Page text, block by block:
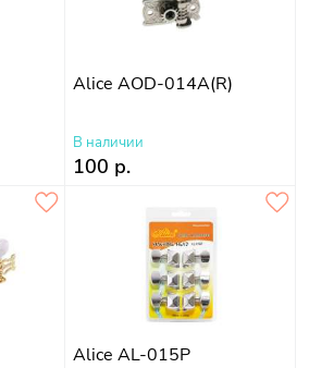
Alice AOD-014A(R)
В наличии
100 р.
Alice AL-015P